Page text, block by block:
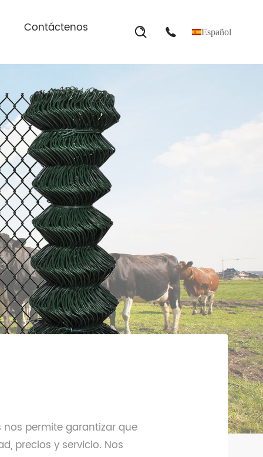
Contáctenos Español
permite garantizar que
precios y servicio. Nos